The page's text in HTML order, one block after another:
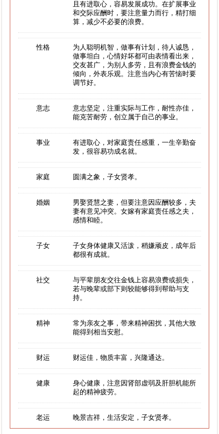
且有进取心，容易发展成功。在扩展事业
和交际应酬时，要注意量力而行，精打细
算，减少不必要的浪费。
性格
为人聪明机智，做事有计划，待人诚恳，
做事坦白，心情好坏都可由表情看出来，
交友甚广，为别人多劳，且有浪费金钱的
倾向，外表乐观。注意当内心有苦恼时要
调节好。
意志
意志坚定，注重实际与工作，耐性亦佳，
能克苦耐劳，创立属于自己的事业。
事业
有进取心，对家庭责任感重，一生辛勤奋
发，很容易功成名就。
家庭 圆满之象，子女贤孝。
婚姻
男娶贤慧之妻，但要注意因应酬较多，夫
妻有意见冲突。女嫁有家庭责任感之夫，
感情和睦。
子女
子女身体健康又活泼，稍嫌顽皮，成年后
都很有成就。
社交
与平辈朋友交往金钱上容易浪费或损失，
若与晚辈或部下则较能够得到帮助与支
持。
精神
常为亲友之事，带来精神困扰，其他大致
能得到相当安慰。
财运 财运佳，物质丰富，兴隆通达。
健康
身心健康，注意因肾部虚弱及肝胆机能所
起的精神疲劳。
老运 晚景吉祥，生活安定，子女贤孝。